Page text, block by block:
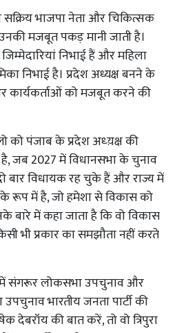
सक्रिय भाजपा नेता और चिकित्सक
मजबूत पकड़ मानी जाती है।
निभाई हैं और महिला
निभाई है। प्रदेश अध्यक्ष बनने के
कार्यकर्ताओं को मजबूत करने की
को पंजाब के प्रदेश अध्य़क्ष की
है, जब 2027 में विधानसभा के चुनाव
बार विधायक रह चुके हैं और राज्य में
रूप में है, जो हमेशा से विकास को
बारे में कहा जाता है कि वो विकास
भी प्रकार का समझौता नहीं करते
में संगरूर लोकसभा उपचुनाव और
भारतीय जनता पार्टी की
की बात करें, तो वो त्रिपुरा